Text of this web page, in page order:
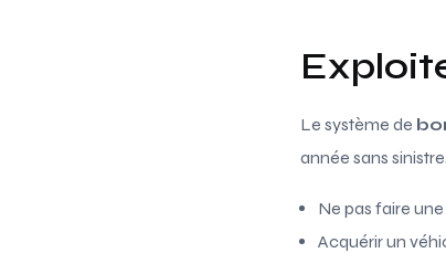
Le système de
année sans
Ne pas faire
Acquérir un